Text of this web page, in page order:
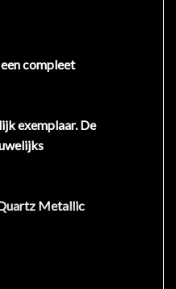
compleet
exemplaar. De
Metallic